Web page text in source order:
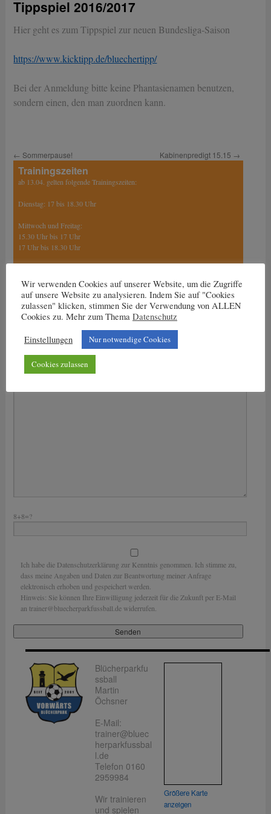
Tippspiel 2016/2017
Hier geht es zum Tippspiel zur neuen Bundesliga-Saison
https://www.kicktipp.de/bluechertipp/
Bei der Anmeldung bitte keine Phantasienamen benutzen,
sondern einen, den man zuordnen kann.
← Sommerpause! Kabinenpredigt 15.15 →
Trainingszeiten
ab 13.04. gelten folgende Trainingszeiten:
Dienstag: 17 bis 18.30 Uhr
Mittwoch und Freitag:
15.30 Uhr bis 17 Uhr
17 Uhr bis 18.30 Uhr
Nachricht an den Trainer
Dein Name
Deine E-Mail-Adresse
Bitte lasse dieses Feld leer.
8+8=?
Ich habe die Datenschutzerklärung zur Kenntnis genommen. Ich stimme zu,
dass meine Angaben und Daten zur Beantwortung meiner Anfrage
elektronisch erhoben und gespeichert werden.
Hinweis: Sie können Ihre Einwilligung jederzeit für die Zukunft per E-Mail
an trainer@bluecherparkfussball.de widerrufen.
Blücherparkfu
ssball
Martin
Öchsner
E-Mail:
trainer@bluec
herparkfussbal
l.de
Telefon 0160
2959984
Wir trainieren
und spielen
Größere Karte
anzeigen
Wir verwenden Cookies auf unserer Website, um die Zugriffe
auf unsere Website zu analysieren. Indem Sie auf "Cookies
zulassen" klicken, stimmen Sie der Verwendung von ALLEN
Cookies zu. Mehr zum Thema Datenschutz
Einstellungen
Nur notwendige Cookies
Cookies zulassen